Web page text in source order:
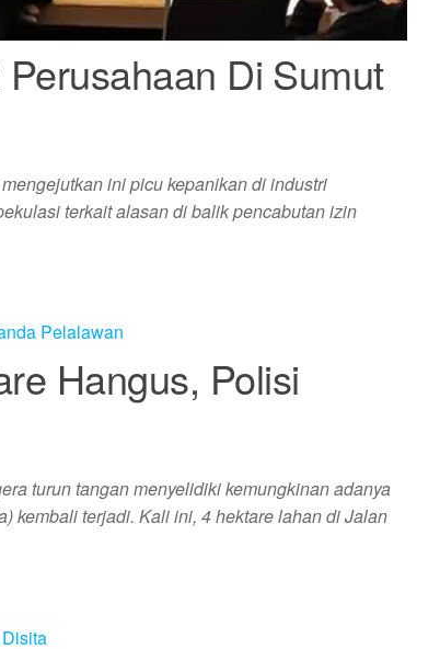
Di Sumut
ini picu kepanikan di industri
terkait alasan di balik pencabutan izin
Hangus, Polisi
turun tangan menyelidiki kemungkinan adanya
kembali terjadi. Kali ini, 4 hektare lahan di Jalan